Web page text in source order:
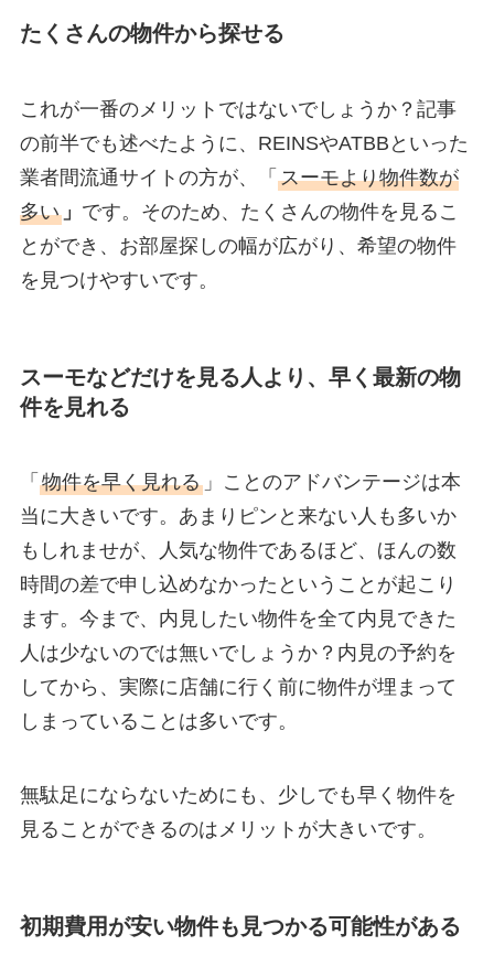
たくさんの物件から探せる
これが一番のメリットではないでしょうか？記事
の前半でも述べたように、REINSやATBBといった
業者間流通サイトの方が、「 スーモより物件数が
多い」 です。そのため、たくさんの物件を見るこ
とができ、お部屋探しの幅が広がり、希望の物件
を見つけやすいです。
スーモなどだけを見る人より、早く最新の物
件を見れる
「 物件を早く見れる」ことのアドバンテージは本
当に大きいです。あまりピンと来ない人も多いか
もしれませが、人気な物件であるほど、ほんの数
時間の差で申し込めなかったということが起こり
ます。今まで、内見したい物件を全て内見できた
人は少ないのでは無いでしょうか？内見の予約を
してから、実際に店舗に行く前に物件が埋まって
しまっていることは多いです。
無駄足にならないためにも、少しでも早く物件を
見ることができるのはメリットが大きいです。
初期費用が安い物件も見つかる可能性がある